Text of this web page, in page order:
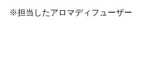
※担当したアロマディフューザー